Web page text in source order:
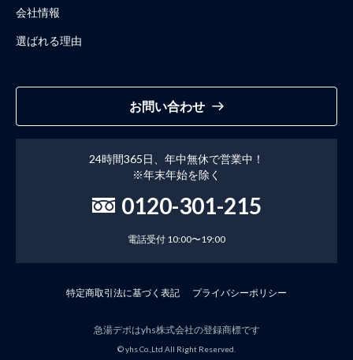
会社情報
選ばれる理由
お問い合わせ
24時間365日、年中無休で営業中！
※年末年始を除く
0120-301-215
電話受付 10:00〜19:00
特定商取引法に基づく表記 プライバシーポリシー
急湯デポはyhs株式会社の登録商標です
© yhs Co.,Ltd All Right Reserved.